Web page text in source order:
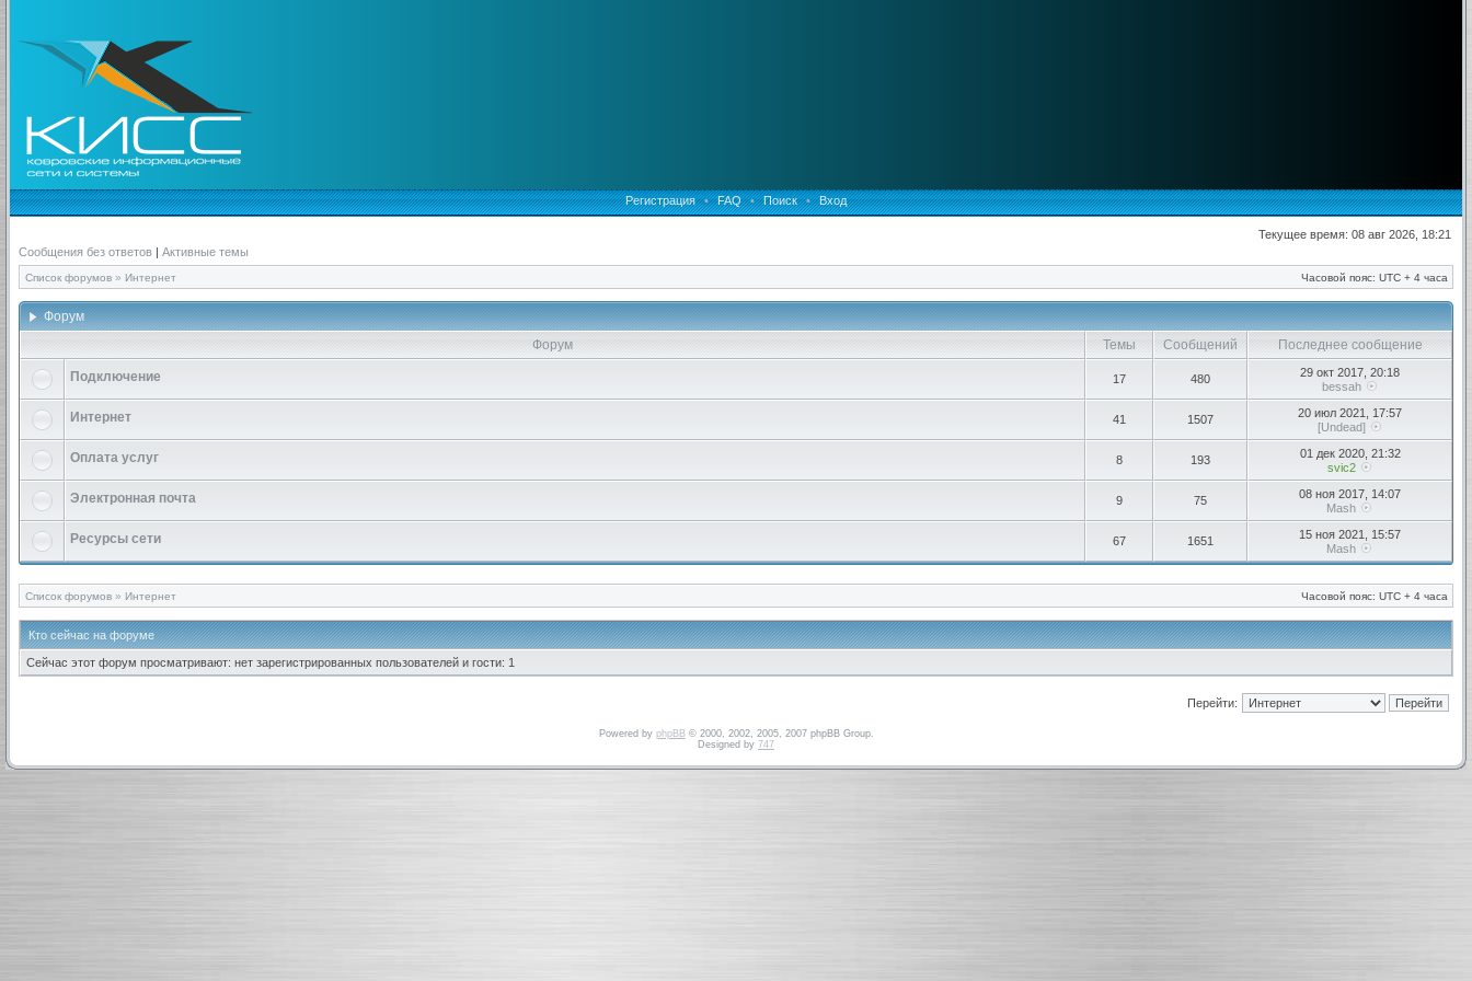
Регистрация • FAQ • Поиск • Вход
Текущее время: 08 авг 2026, 18:21
Сообщения без ответов | Активные темы
Список форумов » Интернет Часовой пояс: UTC + 4 часа
Форум
Форум
Темы Сообщений Последнее сообщение
Подключение 17 480
29 окт 2017, 20:18
bessah
Интернет 41 1507
20 июл 2021, 17:57
[Undead]
Оплата услуг 8 193
01 дек 2020, 21:32
svic2
Электронная почта 9 75
08 ноя 2017, 14:07
Mash
Ресурсы сети 67 1651
15 ноя 2021, 15:57
Mash
Список форумов » Интернет Часовой пояс: UTC + 4 часа
Кто сейчас на форуме
Сейчас этот форум просматривают: нет зарегистрированных пользователей и гости: 1
Перейти:
Powered by phpBB© 2000, 2002, 2005, 2007 phpBB Group.
Designed by 747